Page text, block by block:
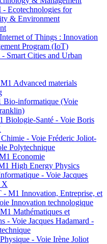
Ecotechnologies for
& Environment
of Things : Innovation
Program (IoT)
Smart Cities and Urban
Advanced materials
informatique (Voie
Biologie-Santé - Voie Boris
- Voie Fréderic Joliot-
Polytechnique
Economie
High Energy Physics
- Voie Jacques
X
M1 Innovation, Entreprise, et
Innovation technologique
Mathématiques et
- Voie Jacques Hadamard -
- Voie Irène Joliot